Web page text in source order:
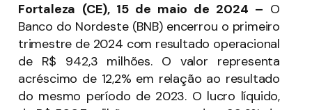
Fortaleza (CE), 15 de maio de 2024 – O
Banco do Nordeste (BNB) encerrou o primeiro
trimestre de 2024 com resultado operacional
de R$ 942,3 milhões. O valor representa
acréscimo de 12,2% em relação ao resultado
do mesmo período de 2023. O lucro líquido,